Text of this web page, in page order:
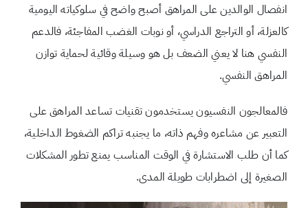
انفصال الوالدين على المراهق أصبح واضح في سلوكياته اليومية
كالعزلة، أو التراجع الدراسي، أو نوبات الغضب المفاجئة، فالدعم
النفسي هنا لا يعني الضعف بل هو وسيلة وقائية لحماية توازن
المراهق النفسي.
فالمعالجون النفسيون يستخدمون تقنيات تساعد المراهق على
التعبير عن مشاعره وفهم ذاته، ما يجنبه تراكم الضغوط الداخلية،
كما أن طلب الاستشارة في الوقت المناسب يمنع تطور المشكلات
الصغيرة إلى اضطرابات طويلة المدى.